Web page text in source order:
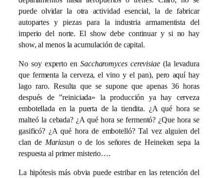
puede olvidar la otra actividad esencial, la de fabricar
autopartes y piezas para la industria armamentista del
imperio del norte. El show debe continuar y si no hay
show, al menos la acumulación de capital.
No soy experto enSaccharomyces cerevisiae(la levadura
que fermenta la cerveza, el vino y el pan), pero aquí hay
lago raro. Resulta que se supone que apenas 36 horas
después de ”reiniciada» la producción ya hay cerveza
embotellada en la puerta de la tiendita. ¿A qué hora se
malteó la cebada? ¿A qué hora se fermentó? ¿Que hora se
gasificó? ¿A qué hora de embotelló? Tal vez alguien del
clan de Mariasuno de los señores de Heineken sepa la
respuesta al primer misterio….
La hipótesis más obvia puede estribar en las retención del